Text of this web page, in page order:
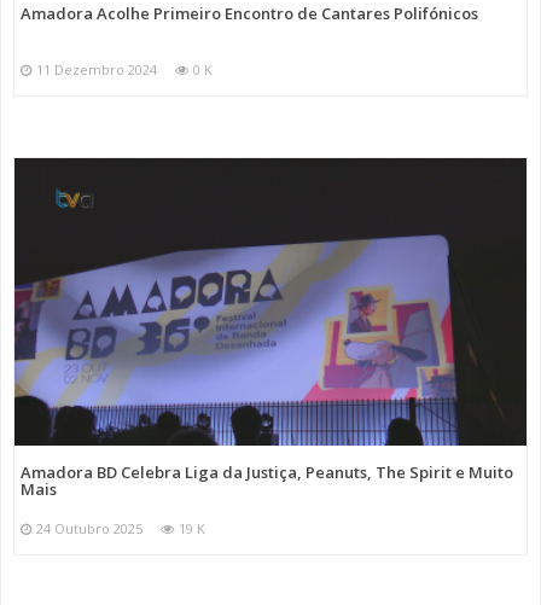
Amadora Acolhe Primeiro Encontro de Cantares Polifónicos
11 Dezembro 2024 0 K
Amadora BD Celebra Liga da Justiça, Peanuts, The Spirit e Muito
Mais
24 Outubro 2025 19 K